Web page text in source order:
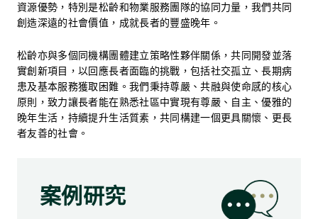
資源優勢，特別是松齡和物業服務團隊的協同力量，我們共同
創造深遠的社會價值，成就長者的豐盛晚年。
松齡亦與多個同機構團體建立策略性夥伴關係，共同開發並落
實創新項目，以回應長者面臨的挑戰，包括社交孤立、長期病
患及基本服務獲取困難。我們秉持尊嚴、共融與使命感的核心
原則，致力讓長者能在熟悉社區中實現有尊嚴、自主、優雅的
晚年生活，持續提升生活質素，共同構建一個更具關懷、更長
者友善的社會。
案例研究